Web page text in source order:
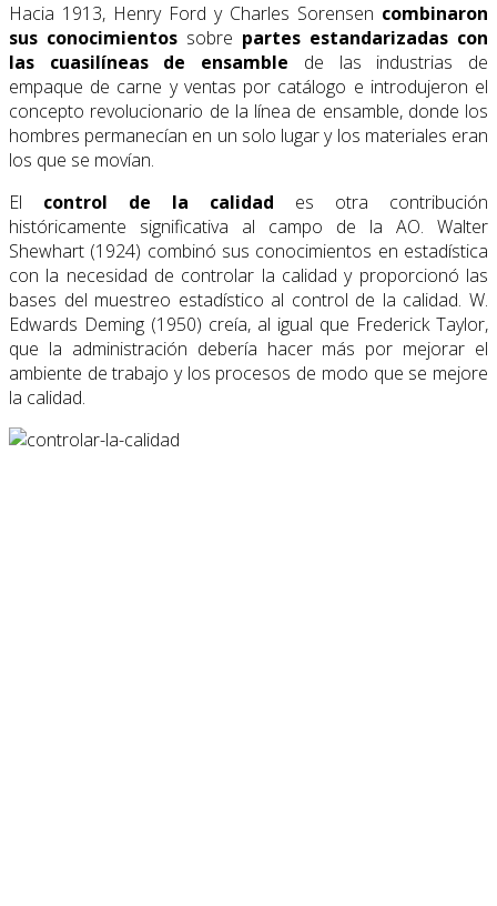
Hacia 1913, Henry Ford y Charles Sorensen combinaron
sus conocimientos sobre partes estandarizadas con
las cuasilíneas de ensamble de las industrias de
empaque de carne y ventas por catálogo e introdujeron el
concepto revolucionario de la línea de ensamble, donde los
hombres permanecían en un solo lugar y los materiales eran
los que se movían.
El control de la calidad es otra contribución
históricamente significativa al campo de la AO. Walter
Shewhart (1924) combinó sus conocimientos en estadística
con la necesidad de controlar la calidad y proporcionó las
bases del muestreo estadístico al control de la calidad. W.
Edwards Deming (1950) creía, al igual que Frederick Taylor,
que la administración debería hacer más por mejorar el
ambiente de trabajo y los procesos de modo que se mejore
la calidad.